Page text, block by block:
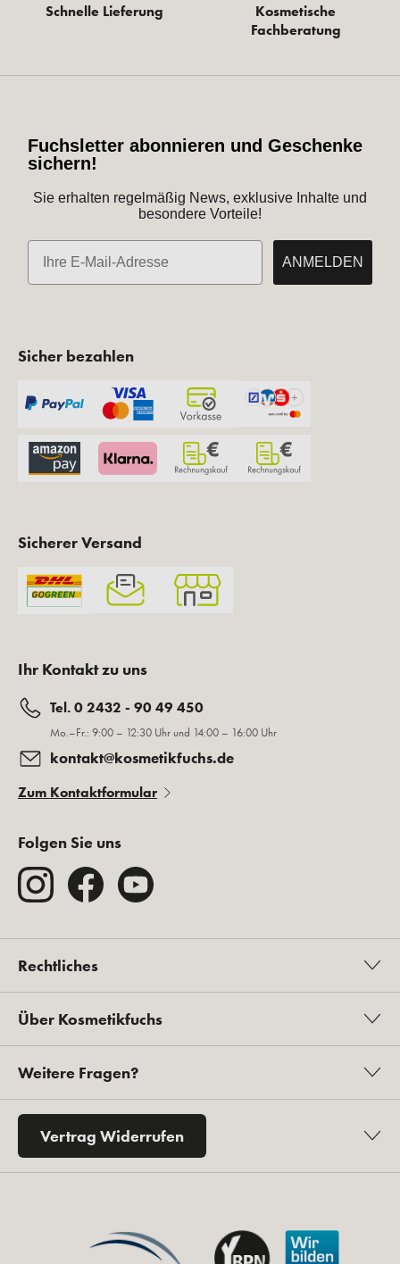
Schnelle Lieferung
Kosmetische
Fachberatung
Fuchsletter abonnieren und Geschenke
sichern!
Sie erhalten regelmäßig News, exklusive Inhalte und
besondere Vorteile!
E-Mail
ANMELDEN
Sicher bezahlen
Sicherer Versand
Ihr Kontakt zu uns
Tel. 0 2432 - 90 49 450
Mo.–Fr.: 9:00 – 12:30 Uhr und 14:00 – 16:00 Uhr
kontakt@kosmetikfuchs.de
Zum Kontaktformular
Folgen Sie uns
Rechtliches
Über Kosmetikfuchs
Weitere Fragen?
Vertrag Widerrufen